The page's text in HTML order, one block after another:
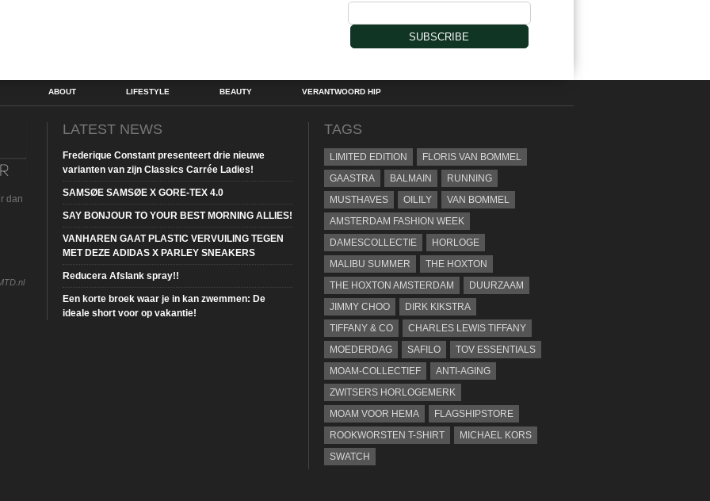
SUBSCRIBE
ABOUT LIFESTYLE BEAUTY VERANTWOORD HIP
dan
LATEST NEWS
Frederique Constant presenteert drie nieuwe
varianten van zijn Classics Carrée Ladies!
SAMSØE SAMSØE X GORE-TEX 4.0
SAY BONJOUR TO YOUR BEST MORNING ALLIES!
VANHAREN GAAT PLASTIC VERVUILING TEGEN
MET DEZE ADIDAS X PARLEY SNEAKERS
Reducera Afslank spray!!
Een korte broek waar je in kan zwemmen: De
ideale short voor op vakantie!
TAGS
LIMITED EDITION
FLORIS VAN BOMMEL
GAASTRA
BALMAIN
RUNNING
MUSTHAVES
OILILY
VAN BOMMEL
AMSTERDAM FASHION WEEK
DAMESCOLLECTIE
HORLOGE
MALIBU SUMMER
THE HOXTON
THE HOXTON AMSTERDAM
DUURZAAM
JIMMY CHOO
DIRK KIKSTRA
TIFFANY & CO
CHARLES LEWIS TIFFANY
MOEDERDAG
SAFILO
TOV ESSENTIALS
MOAM-COLLECTIEF
ANTI-AGING
ZWITSERS HORLOGEMERK
MOAM VOOR HEMA
FLAGSHIPSTORE
ROOKWORSTEN T-SHIRT
MICHAEL KORS
SWATCH